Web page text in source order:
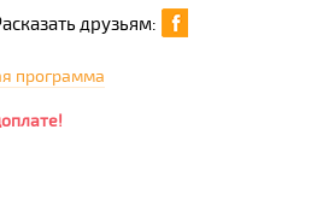
друзьям:
программа